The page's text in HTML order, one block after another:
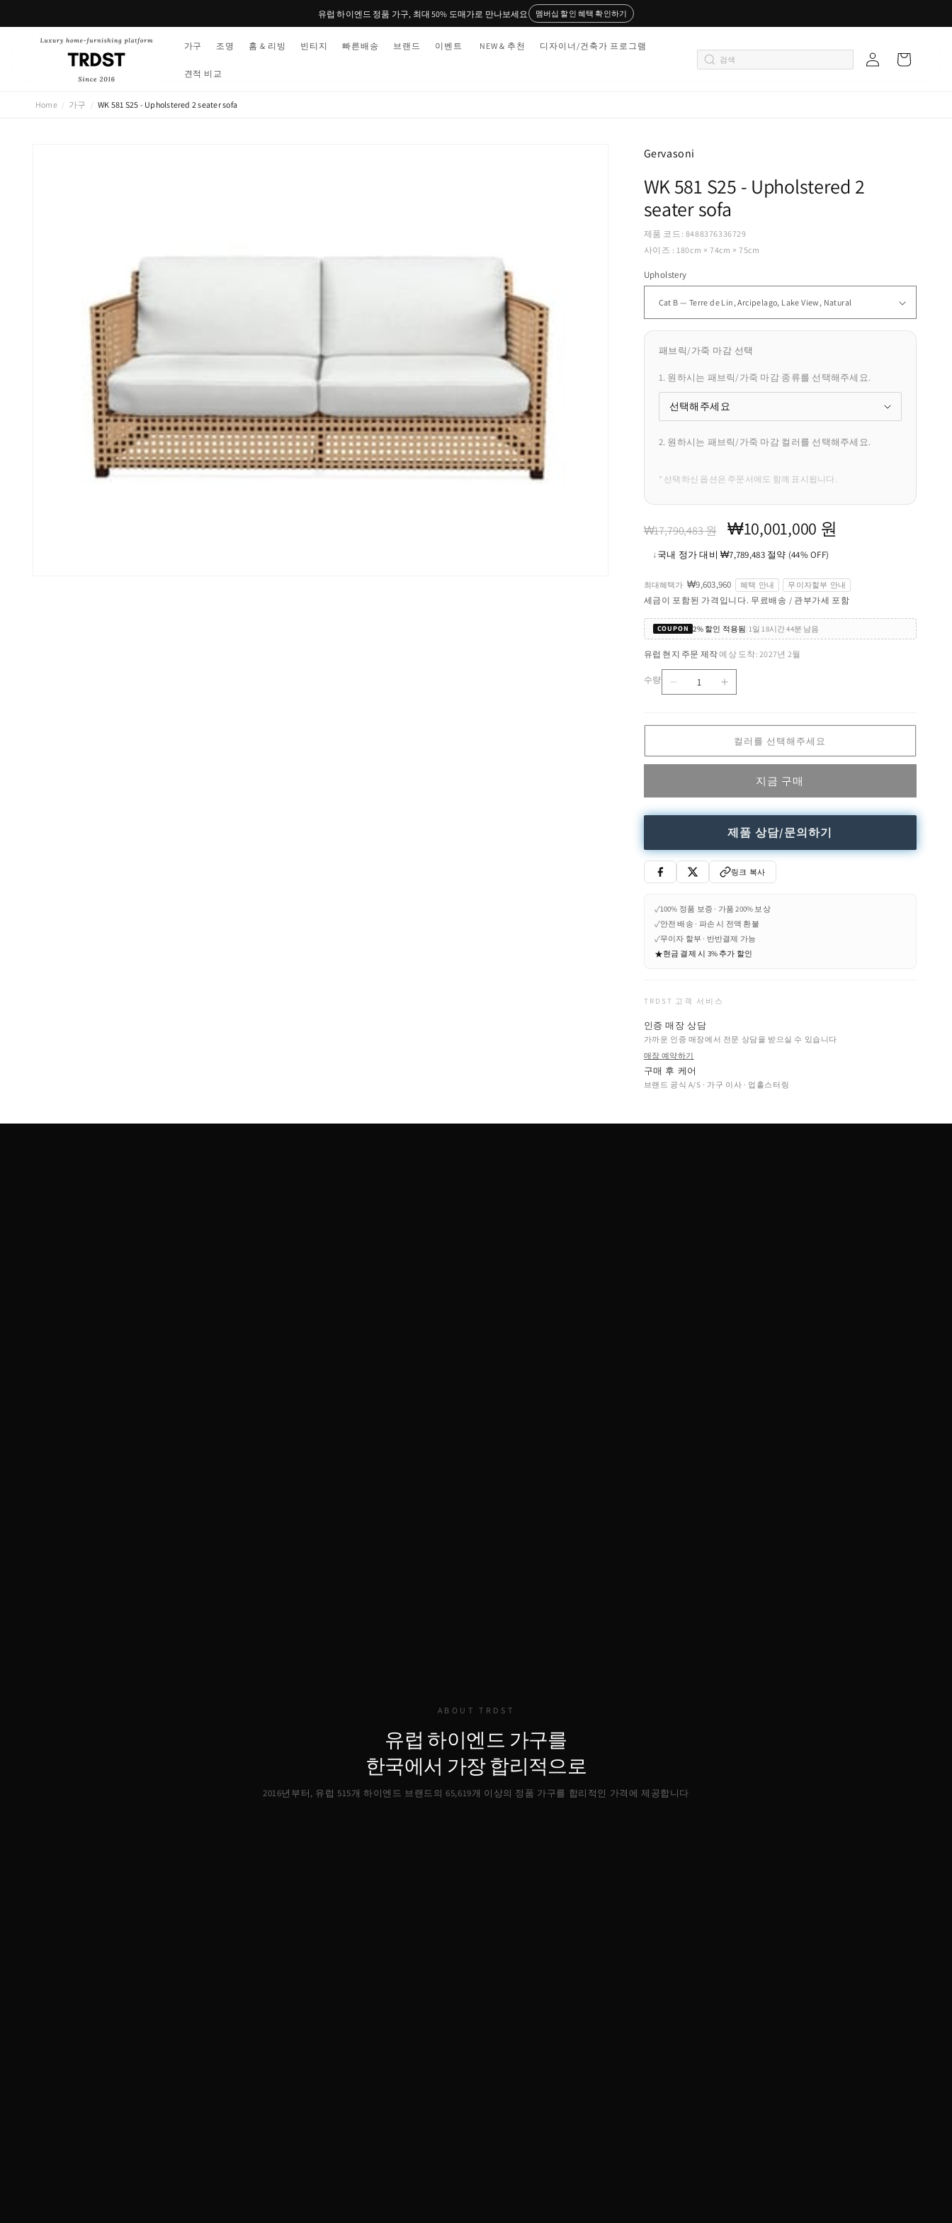
뛰기
유럽 하이엔드 정품 가구, 최대 50% 도매가로 만나보세요 멤버십 할인 혜택 확인하기
가구 조명 홈 & 리빙 빈티지 빠른배송 브랜드 이벤트 NEW & 추천 디자이너/건축가 프로그램
견적 비교
그
트
Home / 가구 / WK 581 S25 - Upholstered 2 seater sofa
Gervasoni
WK 581 S25 - Upholstered 2
seater sofa
제품 코드: 8488376336729
사이즈 : 180cm × 74cm × 75cm
Upholstery
패브릭/가죽 마감 선택
1. 원하시는 패브릭/가죽 마감 종류를 선택해주세요.
2. 원하시는 패브릭/가죽 마감 컬러를 선택해주세요.
* 선택하신 옵션은 주문서에도 함께 표시됩니다.
정
₩17,790,483 원
할
가
₩10,001,000 원
↓국내 정가 대비 ₩7,789,483 절약 (44% OFF)
최대혜택가 ₩9,603,960 혜택 안내 무이자할부 안내
세금이 포함된 가격입니다. 무료배송 / 관부가세 포함
COUPON 2% 할인 적용됨 1일 18시간 44분 남음
유럽 현지 주문 제작·예상 도착: 2027년 2월
수량
Upholstered
2
수
임
WK
Upholstered
2
seater
수
량
늘
림
컬러를 선택해주세요
지금 구매
제품 상담/문의하기
링크 복사
✓100% 정품 보증 · 가품 200% 보상
✓안전 배송 · 파손 시 전액 환불
✓무이자 할부 · 반반결제 가능
★현금 결제 시 3% 추가 할인
TRDST 고객 서비스
인증 매장 상담
가까운 인증 매장에서 전문 상담을 받으실 수 있습니다
매장 예약하기
구매 후 케어
브랜드 공식 A/S · 가구 이사 · 업홀스터링
ABOUT TRDST
유럽 하이엔드 가구를
한국에서 가장 합리적으로
2016년부터, 유럽 515개 하이엔드 브랜드의65,619개 이상의 정품 가구를 합리적인 가격에 제공합니다